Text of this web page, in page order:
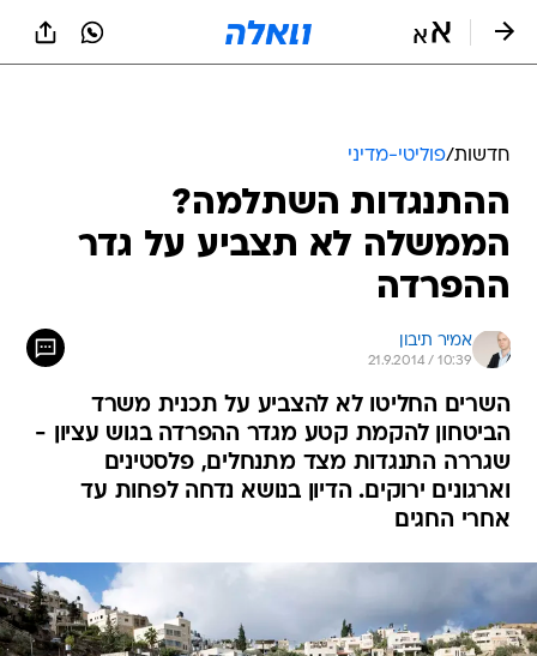
חדשות/פוליטי-מדיני
ההתנגדות השתלמה?
הממשלה לא תצביע על גדר
ההפרדה
אמיר תיבון
21.9.2014 / 10:39
השרים החליטו לא להצביע על תכנית משרד
הביטחון להקמת קטע מגדר ההפרדה בגוש עציון -
שגררה התנגדות מצד מתנחלים, פלסטינים
וארגונים ירוקים. הדיון בנושא נדחה לפחות עד
אחרי החגים